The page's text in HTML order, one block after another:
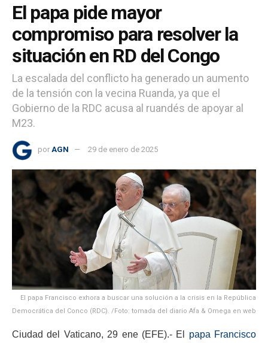
El papa pide mayor
compromiso para resolver la
situación en RD del Congo
La escalada del conflicto ha generado un aumento
de la tensión con la vecina Ruanda, ya que el
Gobierno de la RDC acusa al ruandés de apoyar al
M23.
por AGN 29 de enero de 2025
El papa Francisco exhora a buscar una solución a la crisis en la República
Democrática del Conco (RDC). /Foto: tomada del diario Afa & Omega en web
Ciudad del Vaticano, 29 ene (EFE).- El papa Francisco